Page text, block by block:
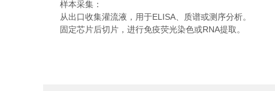
样本采集：
从出口收集灌流液，用于ELISA、质谱或测序分析。
固定芯片后切片，进行免疫荧光染色或RNA提取。